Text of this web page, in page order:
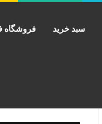
سبد خرید فروشگاه